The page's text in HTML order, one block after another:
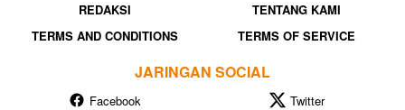
REDAKSI
TENTANG KAMI
TERMS AND CONDITIONS
TERMS OF SERVICE
JARINGAN SOCIAL
Facebook
Twitter